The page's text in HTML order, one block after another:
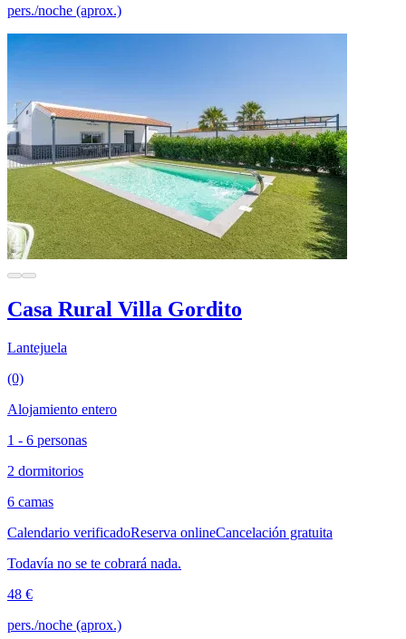
pers./noche (aprox.)
Casa Rural Villa Gordito
Lantejuela
(0)
Alojamiento entero
1 - 6 personas
2 dormitorios
6 camas
Calendario verificadoReserva onlineCancelación gratuita
Todavía no se te cobrará nada.
48 €
pers./noche (aprox.)